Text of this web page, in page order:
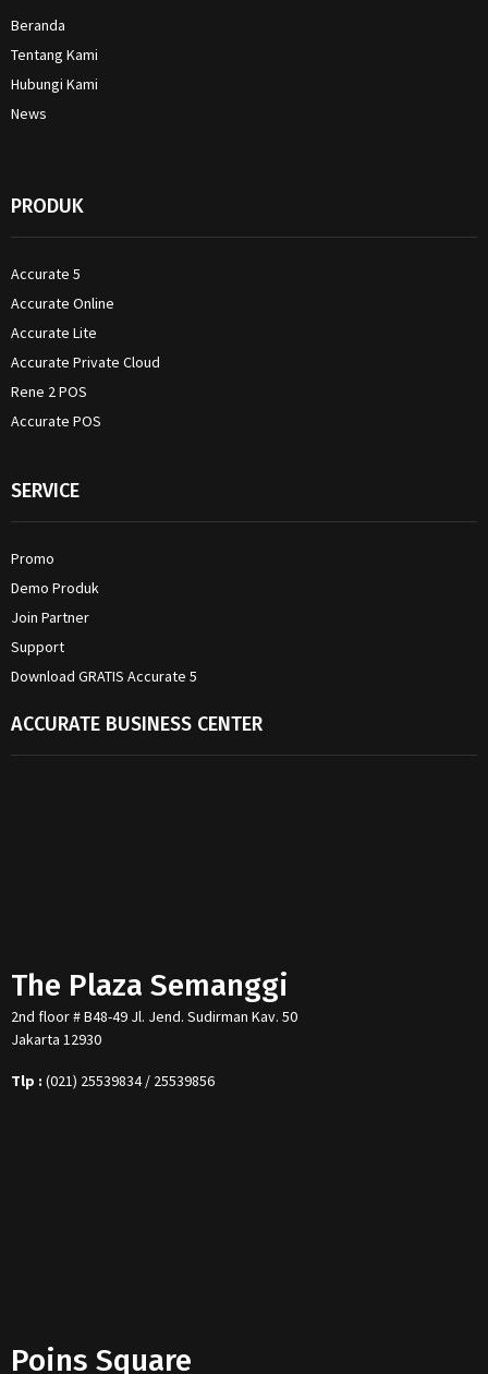
Beranda
Tentang Kami
Hubungi Kami
News
PRODUK
Accurate 5
Accurate Online
Accurate Lite
Accurate Private Cloud
Rene 2 POS
Accurate POS
SERVICE
Promo
Demo Produk
Join Partner
Support
Download GRATIS Accurate 5
ACCURATE BUSINESS CENTER
The Plaza Semanggi
2nd floor # B48-49 Jl. Jend. Sudirman Kav. 50
Jakarta 12930
Tlp : (021) 25539834 / 25539856
Poins Square